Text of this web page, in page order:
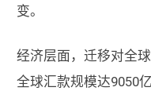
变。
经济层面，迁移对全
全球汇款规模达9050